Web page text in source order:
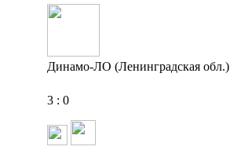
Динамо-ЛО (Ленинградская обл.)
3 : 0